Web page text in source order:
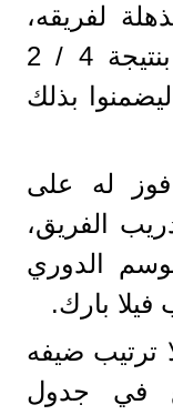
لفريقه،
بعد فوزه المثير للإعجاب بنتيجة 4 / 2
بذلك
له على
الفريق،
الدوري
فيلا بارك.
ترتيب ضيفه
في جدول